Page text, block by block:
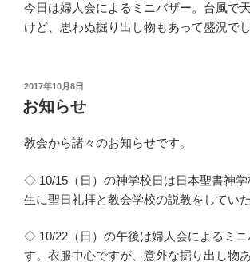
今日は婦人会によるミニバザー。台風で
けど、思わぬ掘り出し物もあって盛況でし
投
稿
日:
2017年10月8日
お知らせ
教会から諸々のお知らせです。
◇ 10/15（日）の神学校日は日本聖書神
生に聖日礼拝と教会学校の説教をしていた
◇ 10/22（日）の午後は婦人会によるミ
す。衣服中心ですが、意外な掘り出し物